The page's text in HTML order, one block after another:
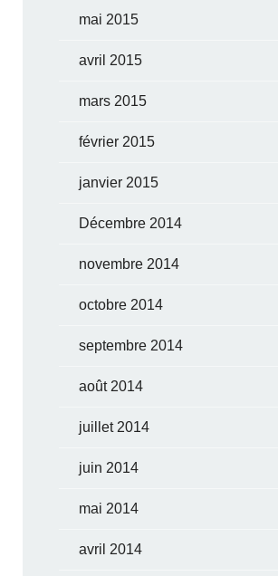
mai 2015
avril 2015
mars 2015
février 2015
janvier 2015
Décembre 2014
novembre 2014
octobre 2014
septembre 2014
août 2014
juillet 2014
juin 2014
mai 2014
avril 2014